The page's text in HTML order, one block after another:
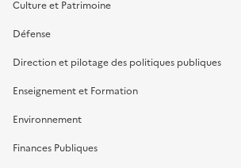
Culture et Patrimoine
Défense
Direction et pilotage des politiques publiques
Enseignement et Formation
Environnement
Finances Publiques